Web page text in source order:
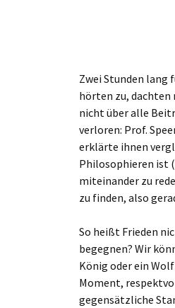
Zwei Stunden lang
hörten zu, dachten
nicht über alle
verloren: Prof.
erklärte ihnen
Philosophieren ist
miteinander zu
zu finden, also
So heißt Frieden
begegnen? Wir
König oder ein
Moment,
gegensätzliche